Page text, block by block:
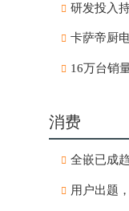
研发投入
卡萨帝厨
16万台销
消费
全嵌已成
用户出题